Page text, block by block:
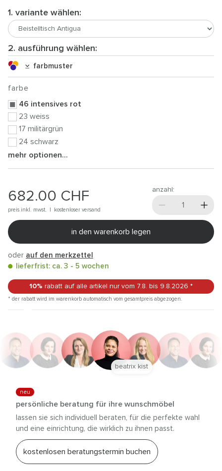
1. variante wählen:
2. ausführung wählen:
farbmuster
farbe
46 intensives rot
23 weiss
17 militärgrün
24 schwarz
mehr optionen...
682.00 CHF
preis inkl. mwst. | kostenloser versand
anzahl:
in den warenkorb legen
oder auf den merkzettel
lieferfrist: ca. 3 - 5 wochen
10% rabatt auf alle artikel nur vom 7.8. bis 9.8.2026 *
* der rabatt wird im warenkorb automatisch vom gesamtpreis abgezogen.
neu
persönliche beratung für ihre wunschmöbel
lassen sie sich individuell beraten, für die perfekte wahl
und eine einrichtung, die wirklich zu ihnen passt.
kostenlosen beratungstermin buchen
beatrix kist